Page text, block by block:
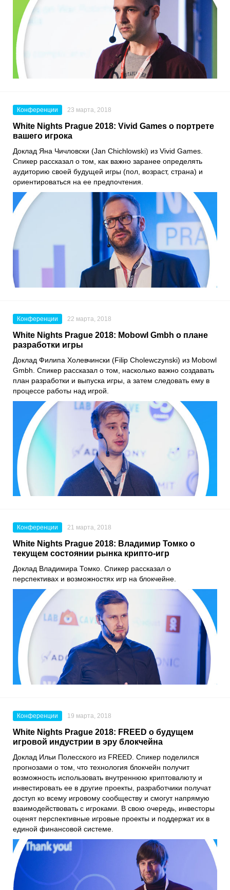
Конференции 23 марта, 2018
White Nights Prague 2018: Vivid Games о портрете
вашего игрока
Доклад Яна Чичловски (Jan Chichlowski) из Vivid Games.
Спикер рассказал о том, как важно заранее определять
аудиторию своей будущей игры (пол, возраст, страна) и
ориентироваться на ее предпочтения.
Конференции 22 марта, 2018
White Nights Prague 2018: Mobowl Gmbh о плане
разработки игры
Доклад Филипа Холевчински (Filip Cholewczynski) из Mobowl
Gmbh. Спикер рассказал о том, насколько важно создавать
план разработки и выпуска игры, а затем следовать ему в
процессе работы над игрой.
Конференции 21 марта, 2018
White Nights Prague 2018: Владимир Томко о
текущем состоянии рынка крипто-игр
Доклад Владимира Томко. Спикер рассказал о
перспективах и возможностях игр на блокчейне.
Конференции 19 марта, 2018
White Nights Prague 2018: FREED о будущем
игровой индустрии в эру блокчейна
Доклад Ильи Полесского из FREED. Спикер поделился
прогнозами о том, что технология блокчейн получит
возможность использовать внутреннюю криптовалюту и
инвестировать ее в другие проекты, разработчики получат
доступ ко всему игровому сообществу и смогут напрямую
взаимодействовать с игроками. В свою очередь, инвесторы
оценят перспективные игровые проекты и поддержат их в
единой финансовой системе.